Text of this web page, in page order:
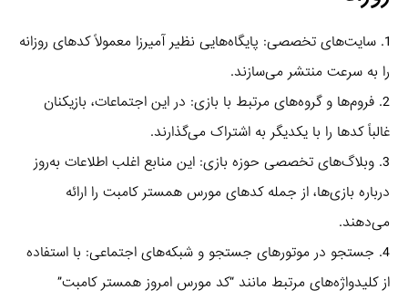
1. سایت‌های تخصصی: پایگاه‌هایی نظیر آمیرزا معمولاً کدهای روزانه
را به سرعت منتشر می‌سازند.
2. فروم‌ها و گروه‌های مرتبط با بازی: در این اجتماعات، بازیکنان
غالباً کدها را با یکدیگر به اشتراک می‌گذارند.
3. وبلاگ‌های تخصصی حوزه بازی: این منابع اغلب اطلاعات به‌روز
درباره بازی‌ها، از جمله کدهای مورس همستر کامبت را ارائه
می‌دهند.
4. جستجو در موتورهای جستجو و شبکه‌های اجتماعی: با استفاده
از کلیدواژه‌های مرتبط مانند “کد مورس امروز همستر کامبت”